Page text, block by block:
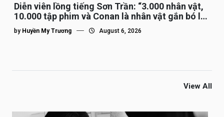
Diễn viên lồng tiếng Sơn Trần: “3.000 nhân vật,
10.000 tập phim và Conan là nhân vật gắn bó lâu
nhất”
by Huyền My Trương August 6, 2026
View All